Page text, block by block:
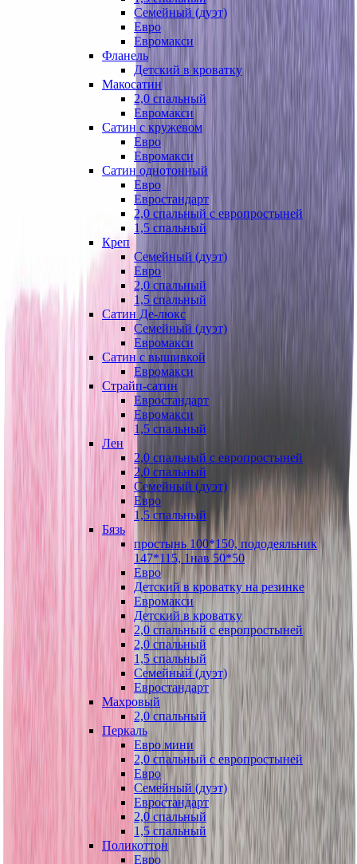
Семейный (дуэт)
Евро
Евромакси
Фланель
Детский в кроватку
Макосатин
2,0 спальный
Евромакси
Сатин с кружевом
Евро
Евромакси
Сатин однотонный
Евро
Евростандарт
2,0 спальный с европростыней
1,5 спальный
Креп
Семейный (дуэт)
Евро
2,0 спальный
1,5 спальный
Сатин Де-люкс
Семейный (дуэт)
Евромакси
Сатин с вышивкой
Евромакси
Страйп-сатин
Евростандарт
Евромакси
1,5 спальный
Лен
2,0 спальный с европростыней
2,0 спальный
Семейный (дуэт)
Евро
1,5 спальный
Бязь
простынь 100*150, пододеяльник
147*115, 1нав 50*50
Евро
Детский в кроватку на резинке
Евромакси
Детский в кроватку
2,0 спальный с европростыней
2,0 спальный
1,5 спальный
Семейный (дуэт)
Евростандарт
Махровый
2,0 спальный
Перкаль
Евро мини
2,0 спальный с европростыней
Евро
Семейный (дуэт)
Евростандарт
2,0 спальный
1,5 спальный
Поликоттон
Евро